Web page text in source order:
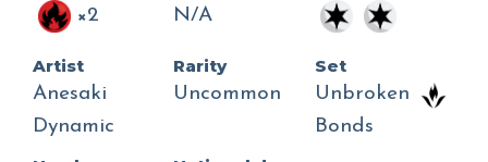
×2
N/A
Artist
Anesaki
Dynamic
Rarity
Uncommon
Set
Unbroken
Bonds